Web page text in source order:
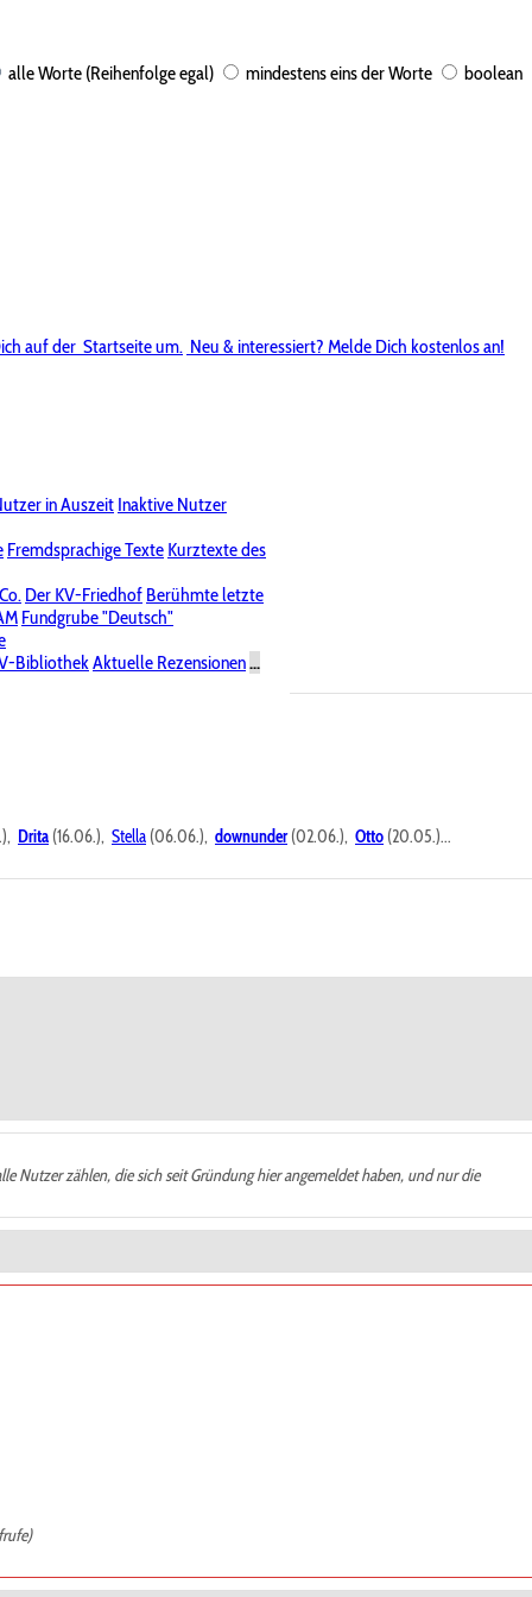
alle Worte (Reihenfolge egal) mindestens eins der Worte boolean
auf der Startseite um. Neu & interessiert? Melde Dich kostenlos an!
in Auszeit Inaktive Nutzer
Fremdsprachige Texte Kurztexte des
Der KV-Friedhof Berühmte letzte
Fundgrube "Deutsch"
BibliothekAktuelle Rezensionen...
Drita (16.06.), Stella (06.06.), downunder(02.06.), Otto (20.05.)...
Nutzer zählen, die sich seit Gründung hier angemeldet haben, und nur die